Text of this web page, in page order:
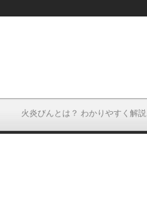
火炎びんとは？ わかりやすく解説